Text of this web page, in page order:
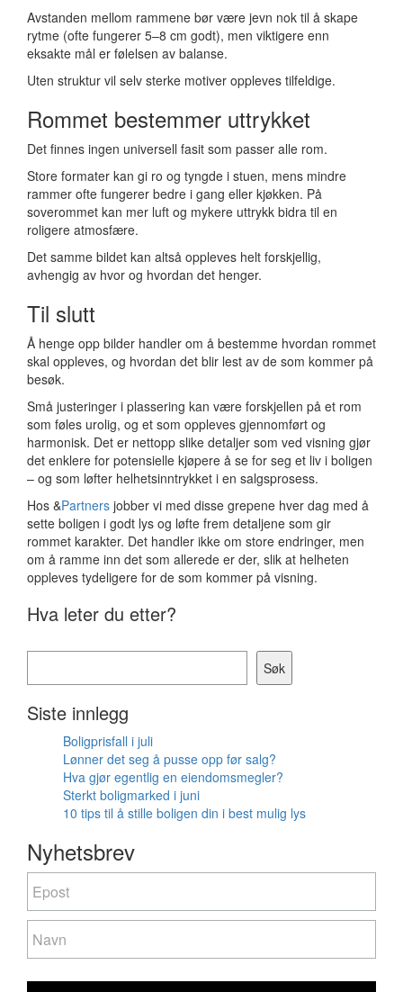
Avstanden mellom rammene bør være jevn nok til å skape
rytme (ofte fungerer 5–8 cm godt), men viktigere enn
eksakte mål er følelsen av balanse.
Uten struktur vil selv sterke motiver oppleves tilfeldige.
Rommet bestemmer uttrykket
Det finnes ingen universell fasit som passer alle rom.
Store formater kan gi ro og tyngde i stuen, mens mindre
rammer ofte fungerer bedre i gang eller kjøkken. På
soverommet kan mer luft og mykere uttrykk bidra til en
roligere atmosfære.
Det samme bildet kan altså oppleves helt forskjellig,
avhengig av hvor og hvordan det henger.
Til slutt
Å henge opp bilder handler om å bestemme hvordan rommet
skal oppleves, og hvordan det blir lest av de som kommer på
besøk.
Små justeringer i plassering kan være forskjellen på et rom
som føles urolig, og et som oppleves gjennomført og
harmonisk. Det er nettopp slike detaljer som ved visning gjør
det enklere for potensielle kjøpere å se for seg et liv i boligen
– og som løfter helhetsinntrykket i en salgsprosess.
Hos &Partners jobber vi med disse grepene hver dag med å
sette boligen i godt lys og løfte frem detaljene som gir
rommet karakter. Det handler ikke om store endringer, men
om å ramme inn det som allerede er der, slik at helheten
oppleves tydeligere for de som kommer på visning.
Hva leter du etter?
Søk
Siste innlegg
Boligprisfall i juli
Lønner det seg å pusse opp før salg?
Hva gjør egentlig en eiendomsmegler?
Sterkt boligmarked i juni
10 tips til å stille boligen din i best mulig lys
Nyhetsbrev
Nyhetsbrev
you
are
human,
leave